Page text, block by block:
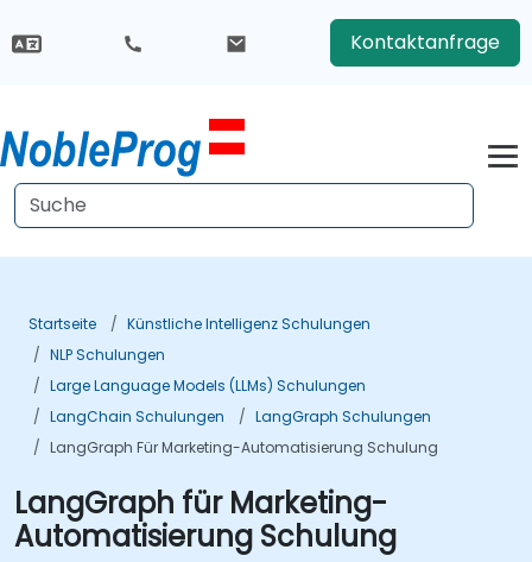
Kontaktanfrage
Startseite
Künstliche Intelligenz Schulungen
NLP Schulungen
Large Language Models (LLMs) Schulungen
LangChain Schulungen
LangGraph Schulungen
LangGraph Für Marketing-Automatisierung Schulung
LangGraph für Marketing-
Automatisierung Schulung